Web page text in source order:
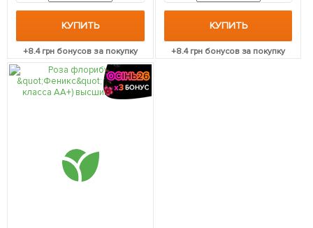
КУПИТЬ
+8.4грн бонусов за покупку
КУПИТЬ
+8.4грн бонусов за покупку